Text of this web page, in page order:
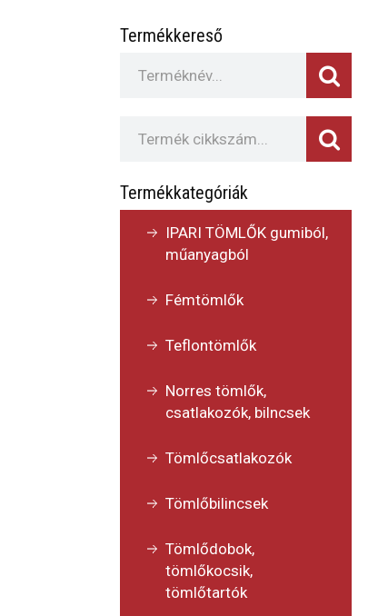
Termékkereső
Termékkategóriák
IPARI TÖMLŐK gumiból,
műanyagból
Fémtömlők
Teflontömlők
Norres tömlők,
csatlakozók, bilncsek
Tömlőcsatlakozók
Tömlőbilincsek
Tömlődobok,
tömlőkocsik,
tömlőtartók